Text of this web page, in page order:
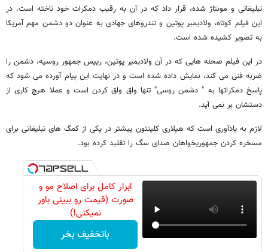
تبلیغاتی و مونتاژ شده، قرار داد که در آن به رقیب دمکرات خود تاخته است. در
این فیلم کوتاه، ولادیمیر پوتین و تندروهای جهادی به عنوان دو دشمن مهم آمریکا
به تصویر کشیده شده است.
در این فیلم صحنه هایی که در آن ولادیمیر پوتین، رییس جمهور روسیه، دشمن را
ضربه فنی می کند، نمایش داده شده است و در نهایت این پیام آورده می شود که
پاسخ دمکراتها به " دشمن روسی" تنها واق واق کردن است و عملا هیچ کاری از
دستشان بر نمی آید.
لازم به یادآوری است که هیلاری کلینتون پیشتر در یکی از کمگ های تبلیغاتی برای
مسخره کردن جمهوریخواهان صدای سگ را تقلید کرده بود.
ابزار کامل برای اصلاح مو و
صورت (قیمت رو ببینی باور
نمیکنی!)
باتخفیف بخر